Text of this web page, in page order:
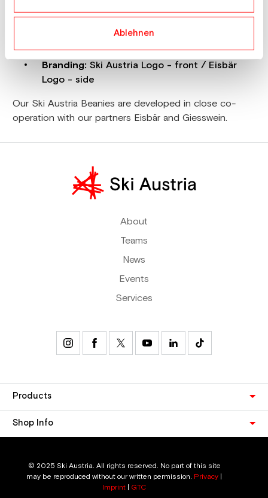
Ablehnen
Material:50% wool (merino) / 50% recycled
Fit:Stand-up fit
Branding: Ski Austria Logo - front / Eisbär
Logo - side
Our Ski Austria Beanies are developed in close co-
operation with our partners Eisbär and Giesswein.
About
Teams
News
Events
Services
Products
Shop Info
© 2025 Ski Austria. All rights reserved. No part of this site
may be reproduced without our written permission. Privacy
Imprint
GTC